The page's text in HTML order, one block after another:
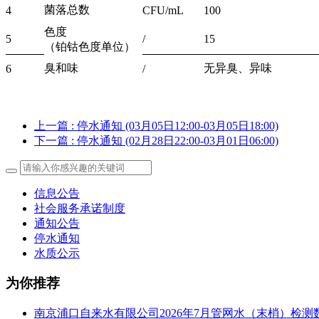
4 菌落总数 CFU/mL 100
5
色度
/ 15
（铂钴色度单位）
6
臭和味 / 无异臭、异味
上一篇 : 停水通知 (03月05日12:00-03月05日18:00)
下一篇 : 停水通知 (02月28日22:00-03月01日06:00)
信息公告
社会服务承诺制度
通知公告
停水通知
水质公示
为你推荐
南京浦口自来水有限公司2026年7月管网水（末梢）检测